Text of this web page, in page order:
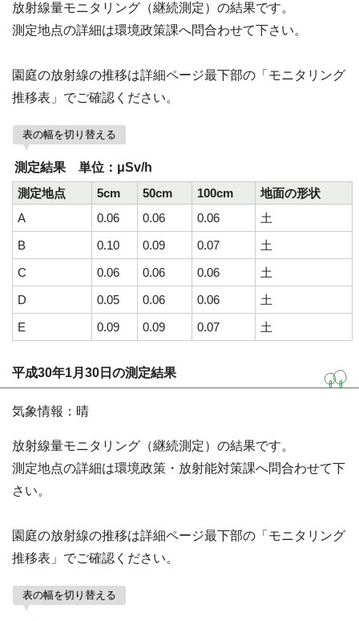
放射線量モニタリング（継続測定）の結果です。
測定地点の詳細は環境政策課へ問合わせて下さい。
園庭の放射線の推移は詳細ページ最下部の「モニタリング
推移表」でご確認ください。
表の幅を切り替える
測定結果 単位：μSv/h
測定地点
5cm 50cm 100cm
地面の形状
A
0.06 0.06 0.06
土
B
0.10 0.09 0.07
土
C
0.06 0.06 0.06
土
D
0.05 0.06 0.06
土
E
0.09 0.09 0.07 土
平成30年1月30日の測定結果
気象情報：晴
放射線量モニタリング（継続測定）の結果です。
測定地点の詳細は環境政策・放射能対策課へ問合わせて下
さい。
園庭の放射線の推移は詳細ページ最下部の「モニタリング
推移表」でご確認ください。
表の幅を切り替える